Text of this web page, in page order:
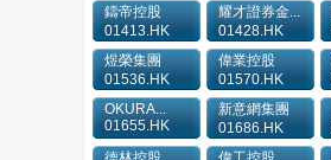
鑄帝控股
01413.HK
耀才證券金...
01428.HK
煜榮集團
01536.HK
偉業控股
01570.HK
OKURA...
01655.HK
新意網集團
01686.HK